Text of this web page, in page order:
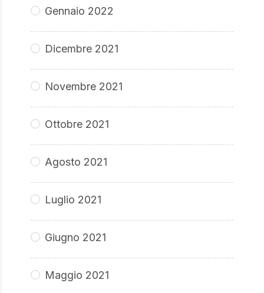
Gennaio 2022
Dicembre 2021
Novembre 2021
Ottobre 2021
Agosto 2021
Luglio 2021
Giugno 2021
Maggio 2021